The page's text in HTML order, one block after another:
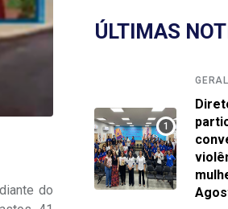
do
ÚLTIMAS
GERAL